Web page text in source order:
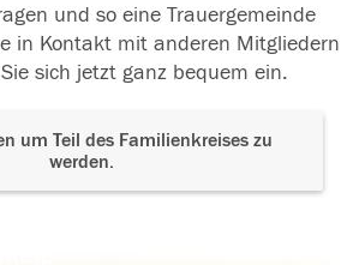
und so eine Trauergemeinde
in Kontakt mit anderen Mitgliedern
sich jetzt ganz bequem ein.
um Teil des Familienkreises zu
werden.